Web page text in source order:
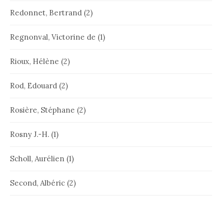
Redonnet, Bertrand (2)
Regnonval, Victorine de (1)
Rioux, Hélène (2)
Rod, Edouard (2)
Rosière, Stéphane (2)
Rosny J.-H. (1)
Scholl, Aurélien (1)
Second, Albéric (2)